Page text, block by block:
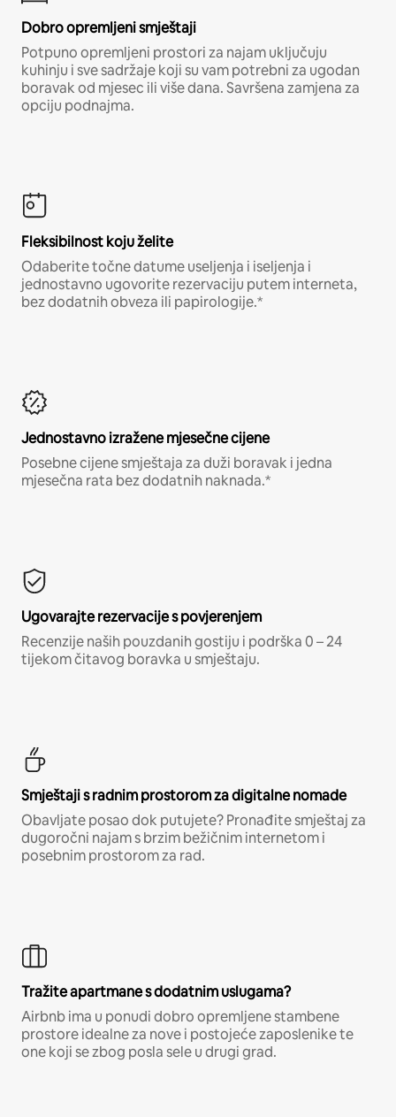
Dobro opremljeni smještaji
Potpuno opremljeni prostori za najam uključuju
kuhinju i sve sadržaje koji su vam potrebni za ugodan
boravak od mjesec ili više dana. Savršena zamjena za
opciju podnajma.
Fleksibilnost koju želite
Odaberite točne datume useljenja i iseljenja i
jednostavno ugovorite rezervaciju putem interneta,
bez dodatnih obveza ili papirologije.*
Jednostavno izražene mjesečne cijene
Posebne cijene smještaja za duži boravak i jedna
mjesečna rata bez dodatnih naknada.*
Ugovarajte rezervacije s povjerenjem
Recenzije naših pouzdanih gostiju i podrška 0 – 24
tijekom čitavog boravka u smještaju.
Smještaji s radnim prostorom za digitalne nomade
Obavljate posao dok putujete? Pronađite smještaj za
dugoročni najam s brzim bežičnim internetom i
posebnim prostorom za rad.
Tražite apartmane s dodatnim uslugama?
Airbnb ima u ponudi dobro opremljene stambene
prostore idealne za nove i postojeće zaposlenike te
one koji se zbog posla sele u drugi grad.